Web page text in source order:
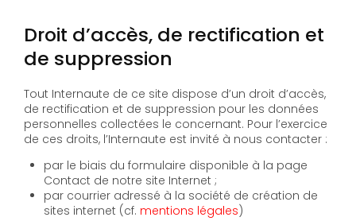
Droit d’accès, de rectification et
de suppression
Tout Internaute de ce site dispose d’un droit d’accès,
de rectification et de suppression pour les données
personnelles collectées le concernant. Pour l’exercice
de ces droits, l’Internaute est invité à nous contacter :
par le biais du formulaire disponible à la page
Contact de notre site Internet ;
par courrier adressé à la société de création de
sites internet (cf. mentions légales)